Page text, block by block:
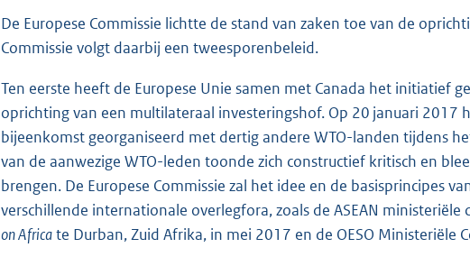
De Europese Commissie lichtte de stand van zaken toe van de
Commissie volgt daarbij een tweesporenbeleid.
Ten eerste heeft de Europese Unie samen met Canada het initiatief
oprichting van een multilateraal investeringshof. Op 20 januari 2017
bijeenkomst georganiseerd met dertig andere WTO-landen tijdens
van de aanwezige WTO-leden toonde zich constructief kritisch en
brengen. De Europese Commissie zal het idee en de basisprincipes
verschillende internationale overlegfora, zoals de ASEAN
on Africate Durban, Zuid Afrika, in mei 2017 en de OESO Ministeriële